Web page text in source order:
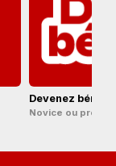
Devenez
Novice ou pro